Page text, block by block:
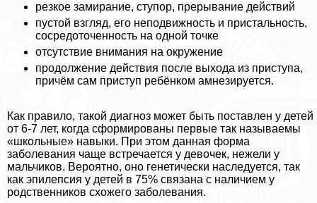
резкое замирание, ступор, прерывание действий
пустой взгляд, его неподвижность и пристальность,
сосредоточенность на одной точке
отсутствие внимания на окружение
продолжение действия после выхода из приступа,
причём сам приступ ребёнком амнезируется.
Как правило, такой диагноз может быть поставлен у детей
от 6-7 лет, когда сформированы первые так называемы
«школьные» навыки. При этом данная форма
заболевания чаще встречается у девочек, нежели у
мальчиков. Вероятно, оно генетически наследуется, так
как эпилепсия у детей в 75% связана с наличием у
родственников схожего заболевания.